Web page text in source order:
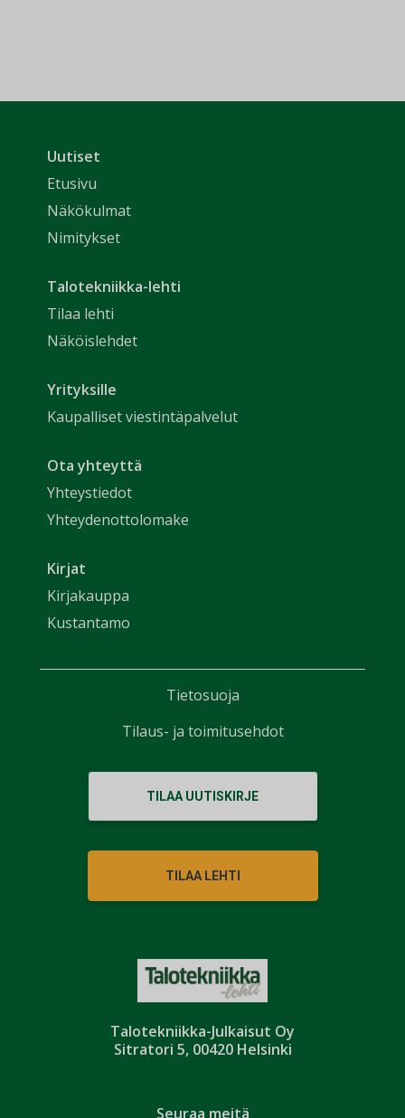
Talotekniikka-Julkaisut Oy
Sitratori 5, 00420 Helsinki
Uutiset
Etusivu
Näkökulmat
Nimitykset
Talotekniikka-lehti
Tilaa lehti
Näköislehdet
Yrityksille
Kaupalliset viestintäpalvelut
Ota yhteyttä
Yhteystiedot
Yhteydenottolomake
Kirjat
Kirjakauppa
Kustantamo
TILAA UUTISKIRJE
TILAA LEHTI
Seuraa meitä
Tietosuoja
Tilaus- ja toimitusehdot